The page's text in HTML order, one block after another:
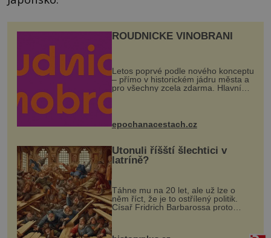
ROUDNICKÉ VINOBRANÍ
Letos poprvé podle nového konceptu
– přímo v historickém jádru města a
pro všechny zcela zdarma. Hlavní
program se odehraje na Karlově a
mohou těšit na víno, burčák, pes...
epochanacestach.cz
Utonuli říšští šlechtici v
latríně?
Táhne mu na 20 let, ale už lze o
něm říct, že je to ostřílený politik.
Císař Fridrich Barbarossa proto
posílá svého syna a dědice Jindřicha
VI. do Erfurtu, aby se stal
prostředníkem při řešení sporu m...